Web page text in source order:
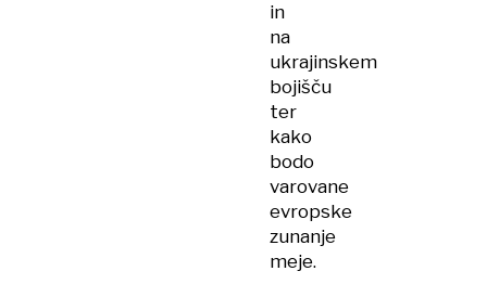
in
na
ukrajinskem
bojišču
ter
kako
bodo
varovane
evropske
zunanje
meje.